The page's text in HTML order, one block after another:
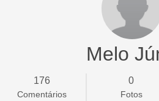
Melo
176
Comentários
0
Fotos